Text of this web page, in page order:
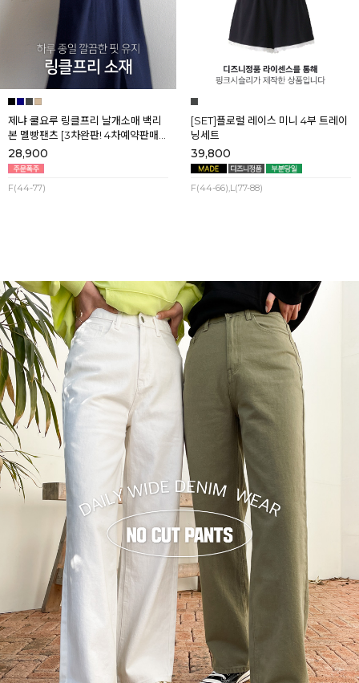
제냐 쿨요루 링클프리 날개소매 백리
본 멜빵팬츠 [3차완판! 4차예약판매]
[네이비] 8월셋째주 순차배송
28,900
F(44-77)
[SET]플로럴 레이스 미니 4부 트레이
닝세트
39,800
F(44-66),L(77-88)